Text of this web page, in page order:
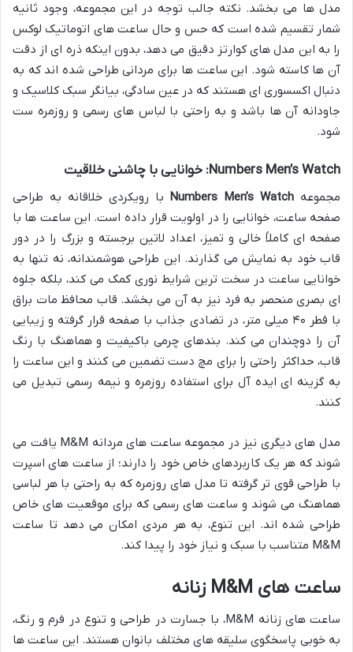
مدل ها می بخشد. نکته جالب توجه در این مجموعه، وجود ثانیه
شمار تقسیم شده است که حس و حال ساعت های اتوماتیک لوکس
را به این مدل های کوارتز دقیق می دهد، بدون اینکه ذره ای از دقت
آن ها کاسته شود. این ساعت ها برای مردانی طراحی شده اند که به
دنبال اکسسوری ای هستند که در عین سادگی، بیانگر سبک کلاسیک و
جاودانه آن ها باشد و به راحتی با لباس های رسمی و روزمره ست
شود.
Numbers Men’s Watch: خوانایی با چاشنی خلاقیت
مجموعه Numbers Men’s Watch با رویکردی خلاقانه به طراحی
صفحه ساعت، خوانایی را در اولویت قرار داده است. این ساعت ها با
صفحه ای کاملاً خالی و تمیز، اعداد لاتین برجسته و بزرگ را در دور
قاب خود به نمایش می گذارند. این طراحی هوشمندانه، نه تنها به
خوانایی ساعت در سخت ترین شرایط نوری کمک می کند، بلکه جلوه
ای بصری منحصر به فرد نیز به آن می بخشد. قاب محافظ مات براق
با قطر ۴۰ میلی متر، در تضادی جذاب با صفحه قرار گرفته و زیبایی
آن را دوچندان می کند. بندهای چرمی باکیفیت و هماهنگ با رنگ
قاب، حداکثر راحتی را برای مچ دست تضمین می کنند و این ساعت را
به گزینه ای ایده آل برای استفاده روزمره و نیمه رسمی تبدیل می
کنند.
مدل های دیگری نیز در مجموعه ساعت های مردانه M&M یافت می
شوند که هر یک کاربردهای خاص خود را دارند؛ از ساعت های اسپرت
با طراحی قوی تر گرفته تا مدل های روزمره که به راحتی با هر لباسی
هماهنگ می شوند و ساعت های رسمی که برای موقعیت های خاص
طراحی شده اند. این تنوع، به هر مردی امکان می دهد تا ساعت
M&M متناسب با سبک و نیاز خود را پیدا کند.
ساعت های M&M زنانه
ساعت های زنانه M&M، با جسارت در طراحی و تنوع در فرم و رنگ،
به خوبی پاسخگوی سلیقه های مختلف بانوان هستند. این ساعت ها